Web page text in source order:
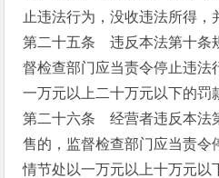
止违法行为，没收违法所得，
第二十五条 违反本法第十条
督检查部门应当责令停止违法
一万元以上二十万元以下的罚
第二十六条 经营者违反本法
售的，监督检查部门应当责令
情节处以一万元以上十万元以